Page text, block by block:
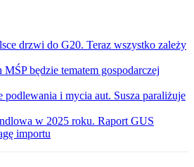
drzwi do G20. Teraz wszystko zależy
będzie tematem gospodarczej
podlewania i mycia aut. Susza paraliżuje
w 2025 roku. Raport GUS
importu